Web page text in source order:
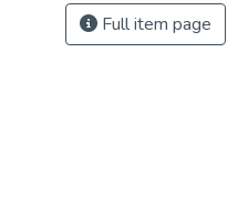
Full item page